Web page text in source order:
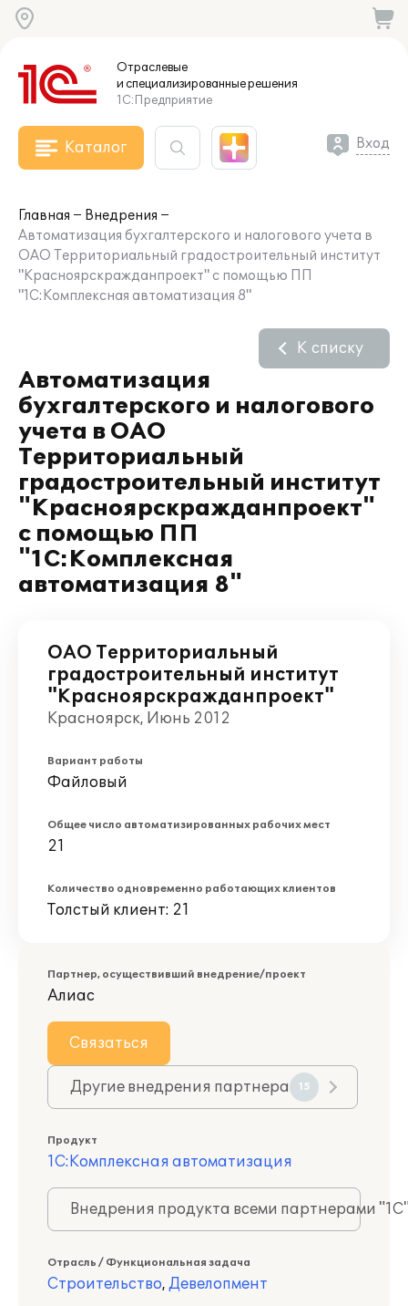
Отраслевые
и специализированныерешения
1С:Предприятие
Каталог Вход
Главная
Внедрения
Автоматизация бухгалтерского и налогового учета в
ОАО Территориальный градостроительный институт
"Красноярскражданпроект" с помощью ПП
"1С:Комплексная автоматизация 8"
Автоматизация
бухгалтерского и налогового
учета в ОАО
Территориальный
градостроительный институт
"Красноярскражданпроект"
с помощью ПП
"1С:Комплексная
автоматизация 8"
К списку
ОАО Территориальный
градостроительный институт
"Красноярскражданпроект"
Красноярск, Июнь 2012
Вариант работы
Файловый
Общее число автоматизированных рабочих мест
21
Количество одновременно работающих клиентов
Толстый клиент: 21
Партнер, осуществивший внедрение/проект
Алиас
Связаться
Другие внедрения партнера 15
Продукт
1С:Комплексная автоматизация
Внедрения продукта всеми партнерами
Отрасль / Функциональная задача
Строительство, Девелопмент